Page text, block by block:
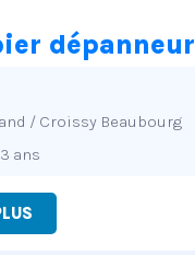
dépanneur
/ Croissy Beaubourg
ans